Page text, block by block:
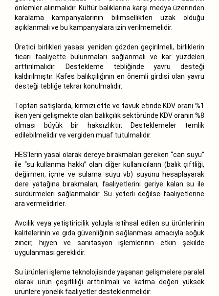
önlemler alınmalıdır. Kültür balıklarına karşı medya üzerinden
karalama kampanyalarının bilimsellikten uzak olduğu
açıklanmalı ve bu kampanyalara izin verilmemelidir.
Üretici birlikleri yasası yeniden gözden geçirilmeli, birliklerin
ticari faaliyette bulunmaları sağlanmalı ve kar yüzdeleri
arttırılmalıdır. Destekleme tebliğinde yavru desteği
kaldırılmıştır. Kafes balıkçılığının en önemli girdisi olan yavru
desteği tebliğe tekrar konulmalıdır.
Toptan satışlarda, kırmızı ette ve tavuk etinde KDV oranı %1
iken yeni gelişmekte olan balıkçılık sektöründe KDV oranın %8
olması büyük bir haksızlıktır. Desteklemeler temlik
edilebilmelidir ve vergiden muaf tutulmalıdır.
HES’lerin yasal olarak dereye bırakmaları gereken “can suyu”
ile “su kullanma hakkı” olan diğer kullanıcıların (balık çiftliği,
değirmen, içme ve sulama suyu vb) suyunu hesaplayarak
dere yatağına bırakmaları, faaliyetlerini geriye kalan su ile
sürdürmeleri sağlanmalıdır. Su yeterli değilse faaliyetlerine
ara vermelidirler.
Avcılık veya yetiştiricilik yoluyla istihsal edilen su ürünlerinin
kalitelerinin ve gıda güvenliğinin sağlanması amacıyla soğuk
zincir, hijyen ve sanitasyon işlemlerinin etkin şekilde
uygulanması gereklidir.
Su ürünleri işleme teknolojisinde yaşanan gelişmelere paralel
olarak ürün çeşitliliği arttırılmalı ve katma değeri yüksek
ürünlere yönelik faaliyetler desteklenmelidir.